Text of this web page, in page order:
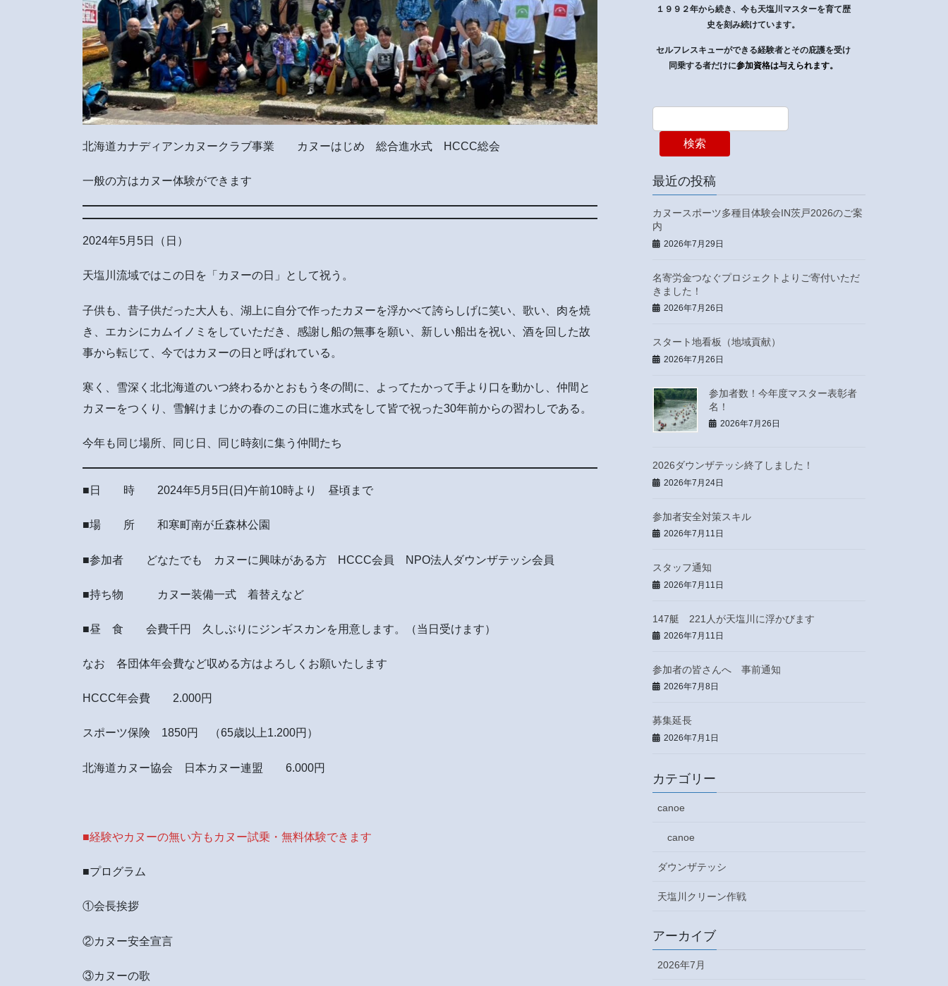
北海道カナディアンカヌークラブ事業 カヌーはじめ 総合進水式 HCCC総会
一般の方はカヌー体験ができます
2024年5月5日（日）
天塩川流域ではこの日を「カヌーの日」として祝う。
子供も、昔子供だった大人も、湖上に自分で作ったカヌーを浮かべて誇らしげに笑い、歌い、肉を焼
き、エカシにカムイノミをしていただき、感謝し船の無事を願い、新しい船出を祝い、酒を回した故
事から転じて、今ではカヌーの日と呼ばれている。
寒く、雪深く北北海道のいつ終わるかとおもう冬の間に、よってたかって手より口を動かし、仲間と
カヌーをつくり、雪解けまじかの春のこの日に進水式をして皆で祝った30年前からの習わしである。
今年も同じ場所、同じ日、同じ時刻に集う仲間たち
■日 時 2024年5月5日(日)午前10時より 昼頃まで
■場 所 和寒町南が丘森林公園
■参加者 どなたでも カヌーに興味がある方 HCCC会員 NPO法人ダウンザテッシ会員
■持ち物 カヌー装備一式 着替えなど
■昼 食 会費千円 久しぶりにジンギスカンを用意します。（当日受けます）
なお 各団体年会費など収める方はよろしくお願いたします
HCCC年会費 2.000円
スポーツ保険 1850円 （65歳以上1.200円）
北海道カヌー協会 日本カヌー連盟 6.000円
■経験やカヌーの無い方もカヌー試乗・無料体験できます
■プログラム
①会長挨拶
②カヌー安全宣言
③カヌーの歌
１９９２年から続き、今も天塩川マスターを育て歴
史を刻み続けています。
セルフレスキューができる経験者とその庇護を受け
同乗する者だけに参加資格は与えられます。
検索
最近の投稿
カヌースポーツ多種目体験会IN茨戸2026のご案
内
2026年7月29日
名寄労金つなぐプロジェクトよりご寄付いただ
きました！
2026年7月26日
スタート地看板（地域貢献）
2026年7月26日
参加者数！今年度マスター表彰者
名！
2026年7月26日
2026ダウンザテッシ終了しました！
2026年7月24日
参加者安全対策スキル
2026年7月11日
スタッフ通知
2026年7月11日
147艇 221人が天塩川に浮かびます
2026年7月11日
参加者の皆さんへ 事前通知
2026年7月8日
募集延長
2026年7月1日
カテゴリー
canoe
canoe
ダウンザテッシ
天塩川クリーン作戦
アーカイブ
2026年7月